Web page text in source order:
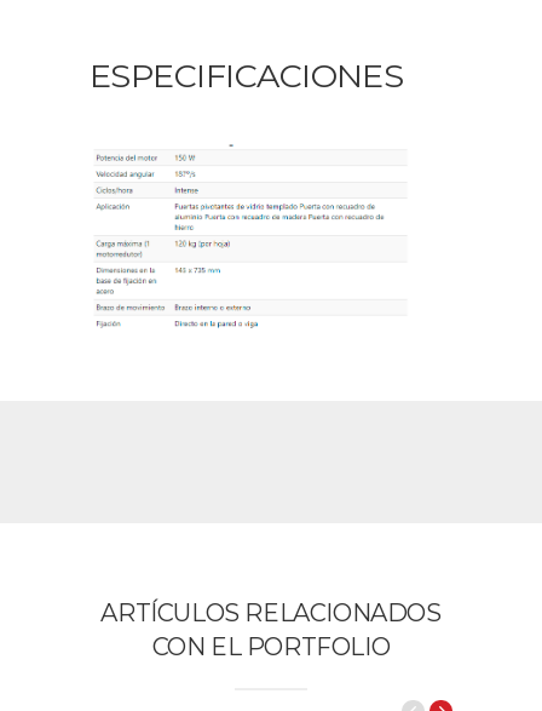
ESPECIFICACIONES
ARTÍCULOS RELACIONADOS
CON EL PORTFOLIO